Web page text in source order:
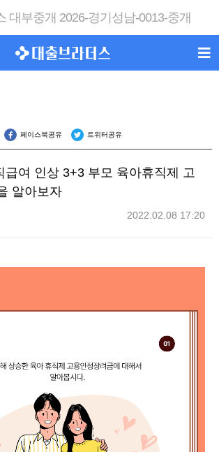
대부중개 2026-경기성남-0013-중개
페이스북공유 트위터공유
급여 인상 3+3 부모 육아휴직제 고
알아보자
2022.02.08 17:20